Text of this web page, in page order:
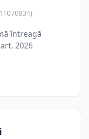
întreagă
2026